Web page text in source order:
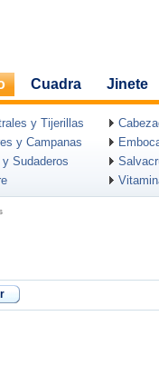
Cuadra Jinete
y Tijerillas
y Campanas
Sudaderos
Ir